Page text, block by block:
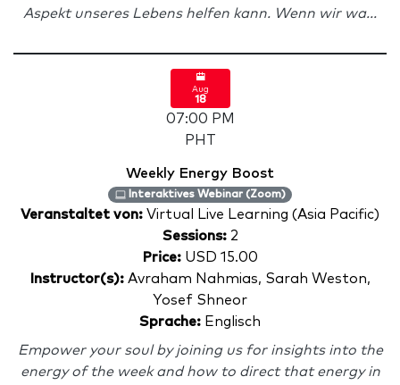
Aspekt unseres Lebens helfen kann. Wenn wir wa...
Aug
18
07:00 PM
PHT
Weekly Energy Boost
Interaktives Webinar (Zoom)
Veranstaltet von: Virtual Live Learning (Asia Pacific)
Sessions:2
Price: USD 15.00
Instructor(s): Avraham Nahmias, Sarah Weston,
Yosef Shneor
Sprache: Englisch
Empower your soul by joining us for insights into the
energy of the week and how to direct that energy in